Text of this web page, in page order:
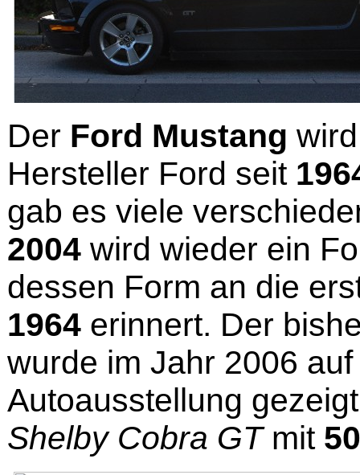
Der Ford Mustang
Hersteller Ford seit
gab es viele
2004 wird wieder ein
dessen Form an die
1964 erinnert. Der
wurde im Jahr 2006
Autoausstellung
Shelby Cobra GTmit